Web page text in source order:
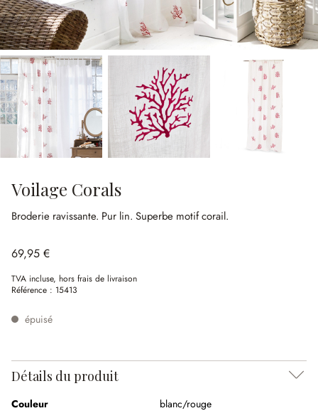
Voilage Corals
Broderie ravissante. Pur lin. Superbe motif corail.
69,95 €
TVA incluse, hors frais de livraison
Référence : 15413
épuisé
Détails du produit
Couleur
blanc/rouge